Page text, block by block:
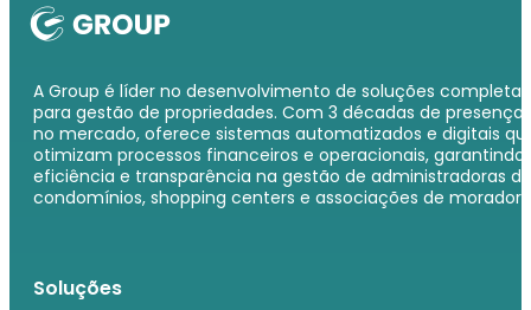
A Group é líder no desenvolvimento de soluções completas
para gestão de propriedades. Com 3 décadas de presença
no mercado, oferece sistemas automatizados e digitais
otimizam processos financeiros e operacionais, garantindo
eficiência e transparência na gestão de administradoras de
condomínios, shopping centers e associações de
Soluções